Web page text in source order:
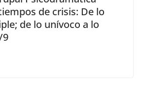
de crisis: De lo
de lo unívoco a lo
9